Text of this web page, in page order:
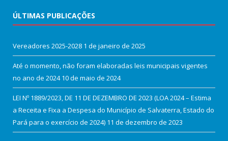
ÚLTIMAS PUBLICAÇÕES
Vereadores 2025-2028 1 de janeiro de 2025
Até o momento, não foram elaboradas leis municipais vigentes
no ano de 2024 10 de maio de 2024
LEI Nº 1889/2023, DE 11 DE DEZEMBRO DE 2023 (LOA 2024 – Estima
a Receita e Fixa a Despesa do Município de Salvaterra, Estado do
Pará para o exercício de 2024) 11 de dezembro de 2023